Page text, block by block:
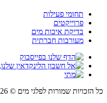
תחומי פעילות
פרוייקטים
בדיקת איכות מים
מעורבות חברתית
כל הזכויות שמורות לפלגי מים © 2026